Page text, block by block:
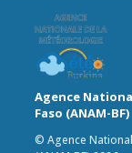
Agence
Faso (ANAM-BF)
© Agence